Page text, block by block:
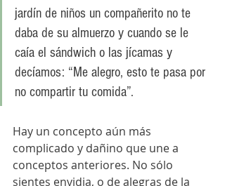
jardín de niños un compañerito no te
daba de su almuerzo y cuando se le
caía el sándwich o las jícamas y
decíamos: “Me alegro, esto te pasa por
no compartir tu comida”.
Hay un concepto aún más
complicado y dañino que une a
conceptos anteriores. No sólo
sientes envidia, o de alegras de la